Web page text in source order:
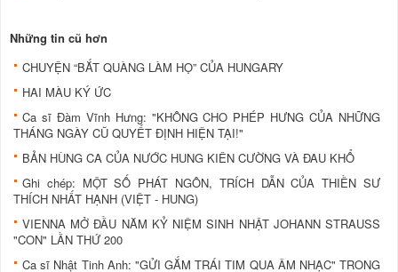
Những tin cũ hơn
CHUYỆN “BẮT QUÀNG LÀM HỌ” CỦA HUNGARY
HAI MÀU KÝ ỨC
Ca sĩ Đàm Vĩnh Hưng: "KHÔNG CHO PHÉP HƯNG CỦA NHỮNG
THÁNG NGÀY CŨ QUYẾT ĐỊNH HIỆN TẠI!"
BẢN HÙNG CA CỦA NƯỚC HUNG KIÊN CƯỜNG VÀ ĐAU KHỔ
Ghi chép: MỘT SỐ PHÁT NGÔN, TRÍCH DẪN CỦA THIỀN SƯ
THÍCH NHẤT HẠNH (VIỆT - HUNG)
VIENNA MỞ ĐẦU NĂM KỶ NIỆM SINH NHẬT JOHANN STRAUSS
"CON" LẦN THỨ 200
Ca sĩ Nhật Tinh Anh: "GỬI GẮM TRÁI TIM QUA ÂM NHẠC" TRONG